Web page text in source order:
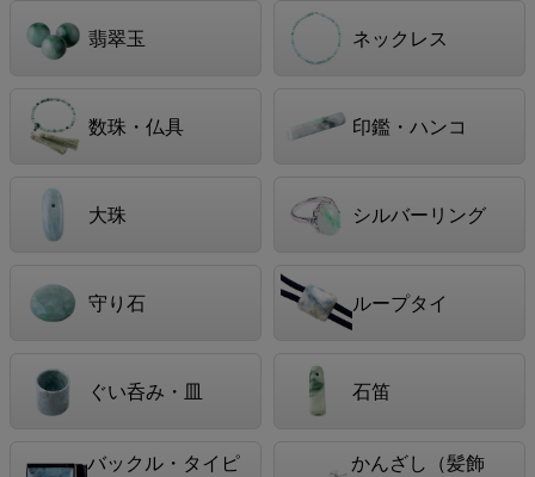
翡翠玉 ネックレス
数珠・仏具 印鑑・ハンコ
大珠 シルバーリング
守り石 ループタイ
ぐい呑み・皿 石笛
バックル・タイピ
かんざし（髪飾